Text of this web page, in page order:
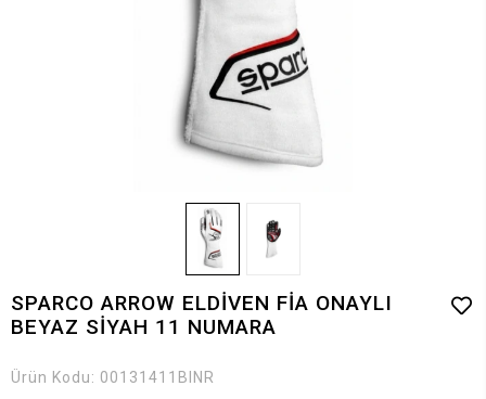
SPARCO ARROW ELDİVEN FİA ONAYLI
BEYAZ SİYAH 11 NUMARA
Ürün Kodu: 00131411BINR